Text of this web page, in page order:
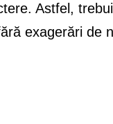
Astfel,
exagerări de